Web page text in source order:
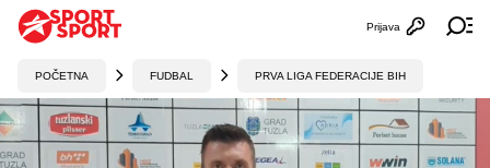
Otvori
Prijava
POČETNA FUDBAL PRVA LIGA FEDERACIJE BIH